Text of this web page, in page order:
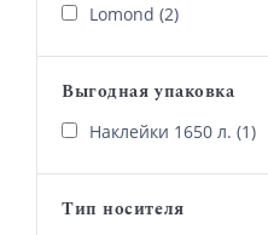
Lomond (2)
Выгодная упаковка
Наклейки 1650 л. (1)
Тип носителя